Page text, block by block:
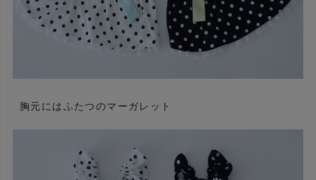
胸元にはふたつのマーガレット